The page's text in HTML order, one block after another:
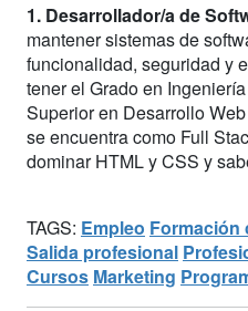
1. Desarrollador/a de
mantener sistemas de
funcionalidad, seguridad y
tener el Grado en
Superior en Desarrollo
se encuentra como Full
dominar HTML y CSS y
TAGS: Empleo Formación
Salida profesional
Cursos Marketing